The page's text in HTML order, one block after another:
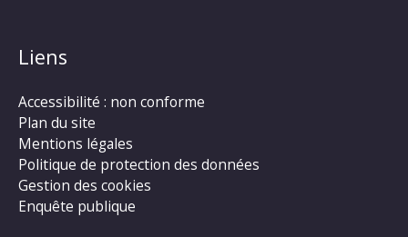
Liens
Accessibilité : non conforme
Plan du site
Mentions légales
Politique de protection des données
Gestion des cookies
Enquête publique